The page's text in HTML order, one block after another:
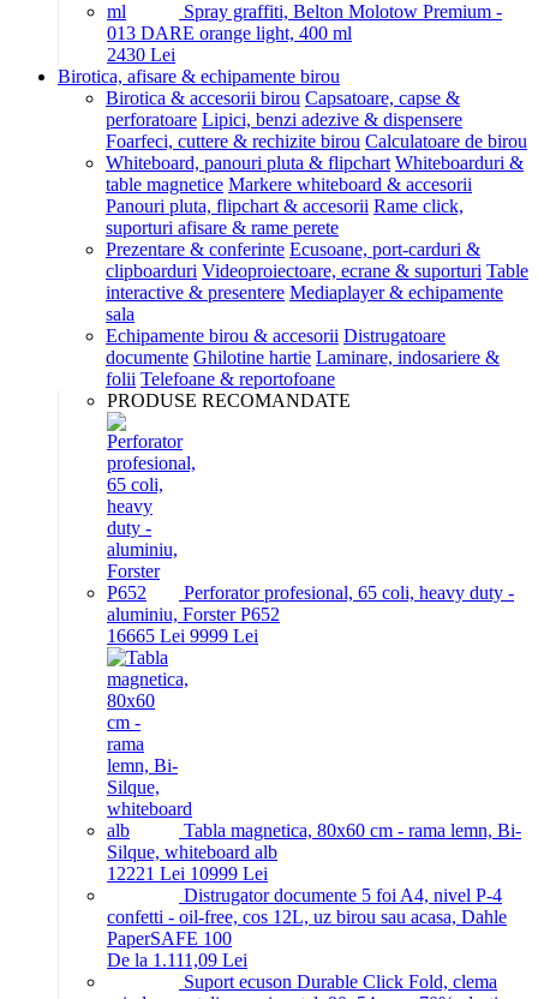
Spray graffiti, Belton Molotow Premium -
013 DARE orange light, 400 ml
2430 Lei
Birotica, afisare & echipamente birou
Birotica & accesorii birou Capsatoare, capse &
perforatoare Lipici, benzi adezive & dispensere
Foarfeci, cuttere & rechizite birou Calculatoare de birou
Whiteboard, panouri pluta & flipchart Whiteboarduri &
table magnetice Markere whiteboard & accesorii
Panouri pluta, flipchart & accesorii Rame click,
suporturi afisare & rame perete
Prezentare & conferinte Ecusoane, port-carduri &
clipboarduri Videoproiectoare, ecrane & suporturi Table
interactive & presentere Mediaplayer & echipamente
sala
Echipamente birou & accesorii Distrugatoare
documente Ghilotine hartie Laminare, indosariere &
folii Telefoane & reportofoane
PRODUSE RECOMANDATE
Perforator profesional, 65 coli, heavy duty -
aluminiu, Forster P652
16665 Lei 9999 Lei
Tabla magnetica, 80x60 cm - rama lemn, Bi-
Silque, whiteboard alb
12221 Lei 10999 Lei
Distrugator documente 5 foi A4, nivel P-4
confetti - oil-free, cos 12L, uz birou sau acasa, Dahle
PaperSAFE 100
De la 1.111,09 Lei
Suport ecuson Durable Click Fold, clema